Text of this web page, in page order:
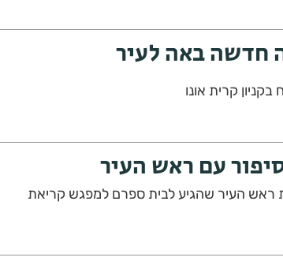
חדשה באה לעיר
קרית אונו
עם ראש העיר
תלמידי כיתה א' התרגשו לפגוש את ראש העיר שהגיע לבית ספרם למפגש קריאת